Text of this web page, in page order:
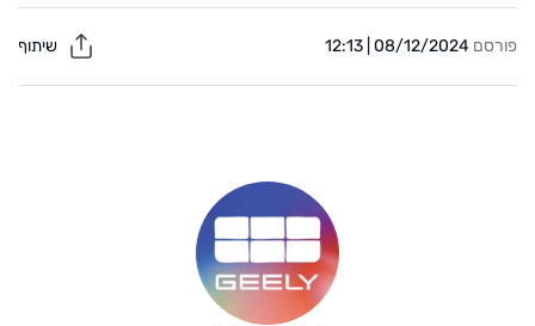
פורסם 08/12/2024 | 12:13